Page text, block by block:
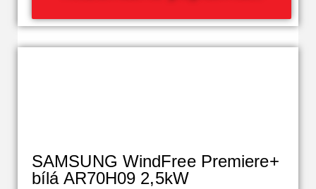
SAMSUNG WindFree Premiere+
bílá AR70H09 2,5kW